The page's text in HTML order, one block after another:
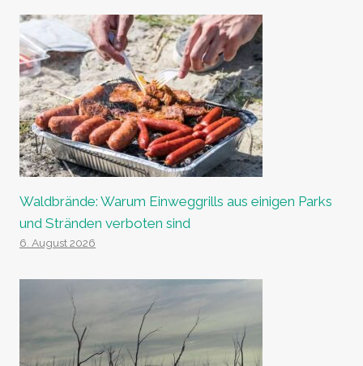
Waldbrände: Warum Einweggrills aus einigen Parks
und Stränden verboten sind
6. August 2026